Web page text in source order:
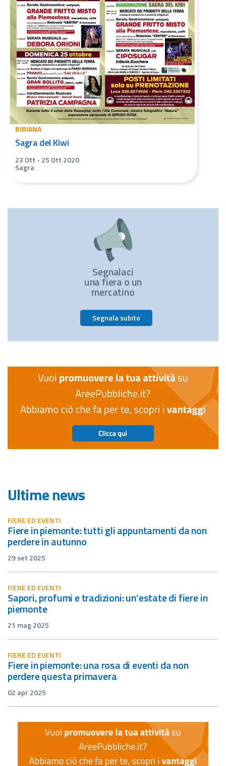
BIBIANA
Sagra del Kiwi
23 Ott - 25 Ott 2020
Sagra
Segnalaci
una fiera o un
mercatino
Segnala subito
Ultime news
FIERE ED EVENTI
fiere in piemonte: tutti gli appuntamenti da non
perdere in autunno
29 set 2025
FIERE ED EVENTI
sapori, profumi e tradizioni: un’estate di fiere in
piemonte
21 mag 2025
FIERE ED EVENTI
fiere in piemonte: una rosa di eventi da non
perdere questa primavera
02 apr 2025